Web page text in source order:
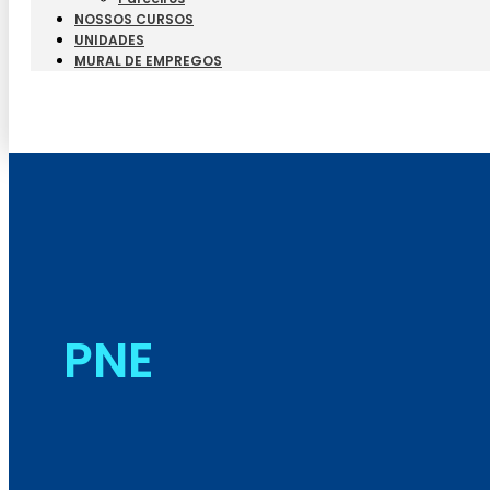
NOSSOS CURSOS
UNIDADES
MURAL DE EMPREGOS
PNE